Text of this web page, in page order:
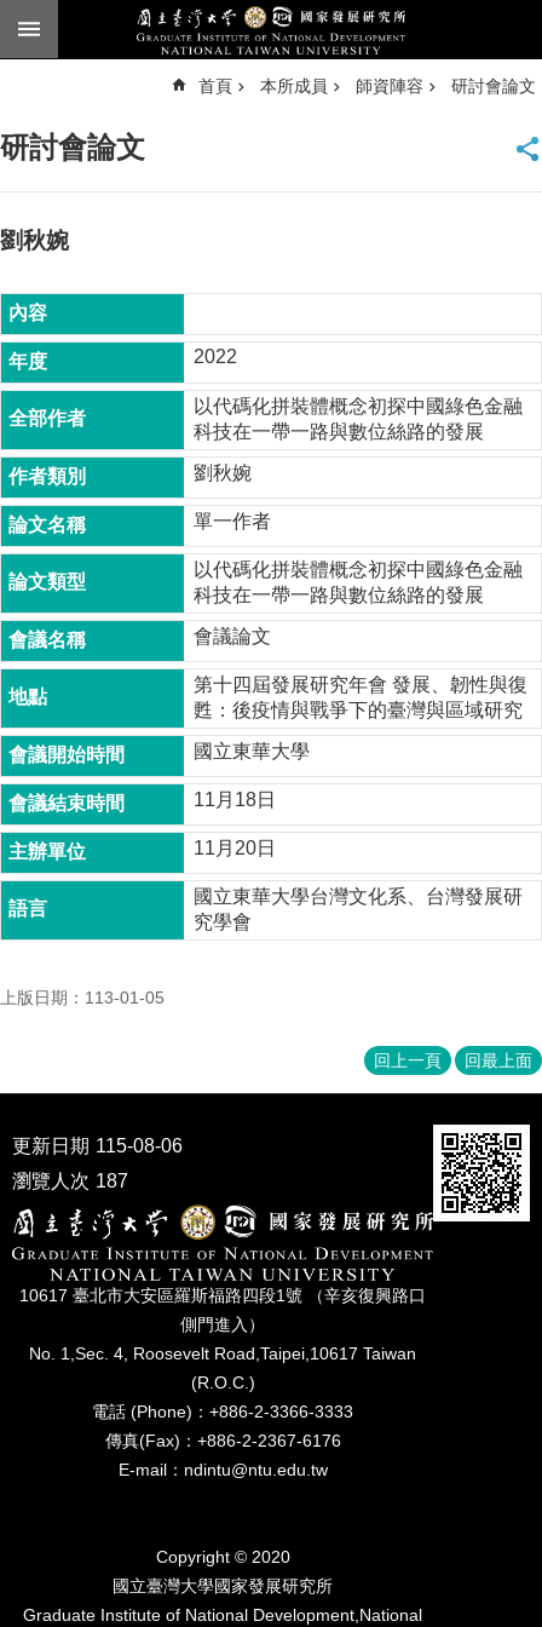
跳到主要內容區塊
臺
頁
公
告
本
所
介
本
所
成
員
博
士
碩
士
班
在
職
專
班
學
研
家
展
研
究
期
刊
口
專
首頁 本所成員 師資陣容 研討會論文
研討會論文
劉秋婉
2022
以代碼化拼裝體概念初探中國綠色金融
科技在一帶一路與數位絲路的發展
劉秋婉
單一作者
以代碼化拼裝體概念初探中國綠色金融
科技在一帶一路與數位絲路的發展
會議論文
第十四屆發展研究年會 發展、韌性與復
甦：後疫情與戰爭下的臺灣與區域研究
國立東華大學
11月18日
11月20日
國立東華大學台灣文化系、台灣發展研
究學會
上版日期：113-01-05
回上一頁 回最上面
更新日期 115-08-06
瀏覽人次 187
10617 臺北市⼤安區羅斯福路四段1號 （辛亥復興路⼝
側⾨進入）
No. 1,Sec. 4, Roosevelt Road,Taipei,10617 Taiwan
(R.O.C.)
電話 (Phone)：+886-2-3366-3333
傳真(Fax)：+886-2-2367-6176
E-mail：ndintu@ntu.edu.tw
Copyright © 2020
國立臺灣⼤學國家發展研究所
Graduate Institute of National Development,National